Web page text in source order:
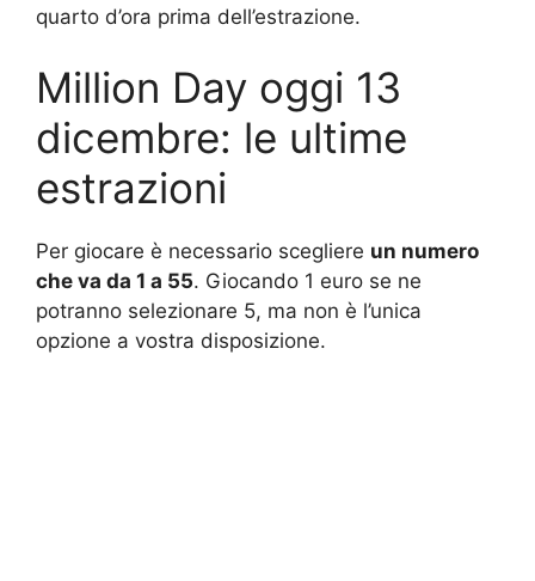
quarto d’ora prima dell’estrazione.
Million Day oggi 13
dicembre: le ultime
estrazioni
Per giocare è necessario scegliere un numero
che va da 1 a 55. Giocando 1 euro se ne
potranno selezionare 5, ma non è l’unica
opzione a vostra disposizione.